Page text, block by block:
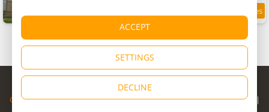
12 km
© Copyright 1998 - 2026
Cybevasion|Legal Notice|Privacy Policy|CGU|Legal Information
|
ACCEPT
SETTINGS
DECLINE